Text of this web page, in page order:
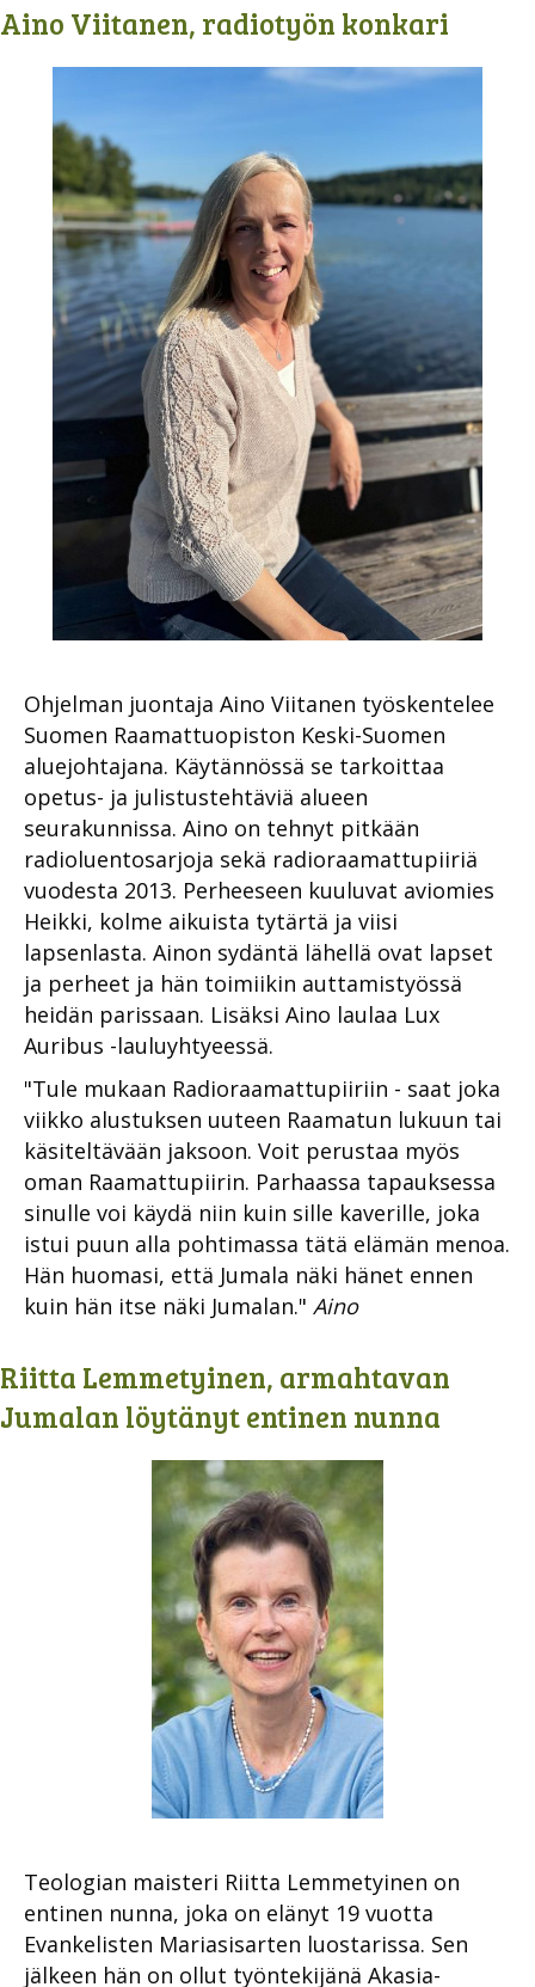
Aino Viitanen, radiotyön konkari
Ohjelman juontaja Aino Viitanen työskentelee
Suomen Raamattuopiston Keski-Suomen
aluejohtajana. Käytännössä se tarkoittaa
opetus- ja julistustehtäviä alueen
seurakunnissa. Aino on tehnyt pitkään
radioluentosarjoja sekä radioraamattupiiriä
vuodesta 2013. Perheeseen kuuluvat aviomies
Heikki, kolme aikuista tytärtä ja viisi
lapsenlasta. Ainon sydäntä lähellä ovat lapset
ja perheet ja hän toimiikin auttamistyössä
heidän parissaan. Lisäksi Aino laulaa Lux
Auribus -lauluyhtyeessä.
"Tule mukaan Radioraamattupiiriin - saat joka
viikko alustuksen uuteen Raamatun lukuun tai
käsiteltävään jaksoon. Voit perustaa myös
oman Raamattupiirin. Parhaassa tapauksessa
sinulle voi käydä niin kuin sille kaverille, joka
istui puun alla pohtimassa tätä elämän menoa.
Hän huomasi, että Jumala näki hänet ennen
kuin hän itse näki Jumalan." Aino
Riitta Lemmetyinen, armahtavan
Jumalan löytänyt entinen nunna
Teologian maisteri Riitta Lemmetyinen on
entinen nunna, joka on elänyt 19 vuotta
Evankelisten Mariasisarten luostarissa. Sen
jälkeen hän on ollut työntekijänä Akasia-